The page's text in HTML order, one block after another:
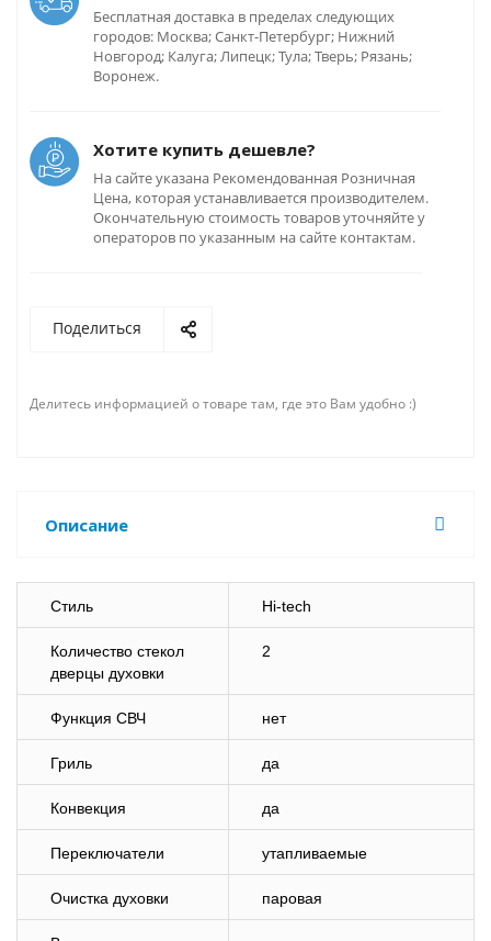
Бесплатная доставка в пределах следующих
городов: Москва; Санкт-Петербург; Нижний
Новгород; Калуга; Липецк; Тула; Тверь; Рязань;
Воронеж.
Хотите купить дешевле?
На сайте указана Рекомендованная Розничная
Цена, которая устанавливается производителем.
Окончательную стоимость товаров уточняйте у
операторов по указанным на сайте контактам.
Поделиться
Делитесь информацией о товаре там, где это Вам удобно :)
Описание
Стиль Hi-tech
Количество стекол
дверцы духовки
2
Функция СВЧ нет
Гриль да
Конвекция да
Переключатели утапливаемые
Очистка духовки паровая